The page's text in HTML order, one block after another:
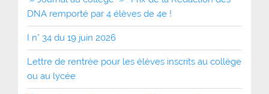
DNA remporté par 4 élèves de 4e !
I n° 34 du 19 juin 2026
Lettre de rentrée pour les élèves inscrits au collège
ou au lycée